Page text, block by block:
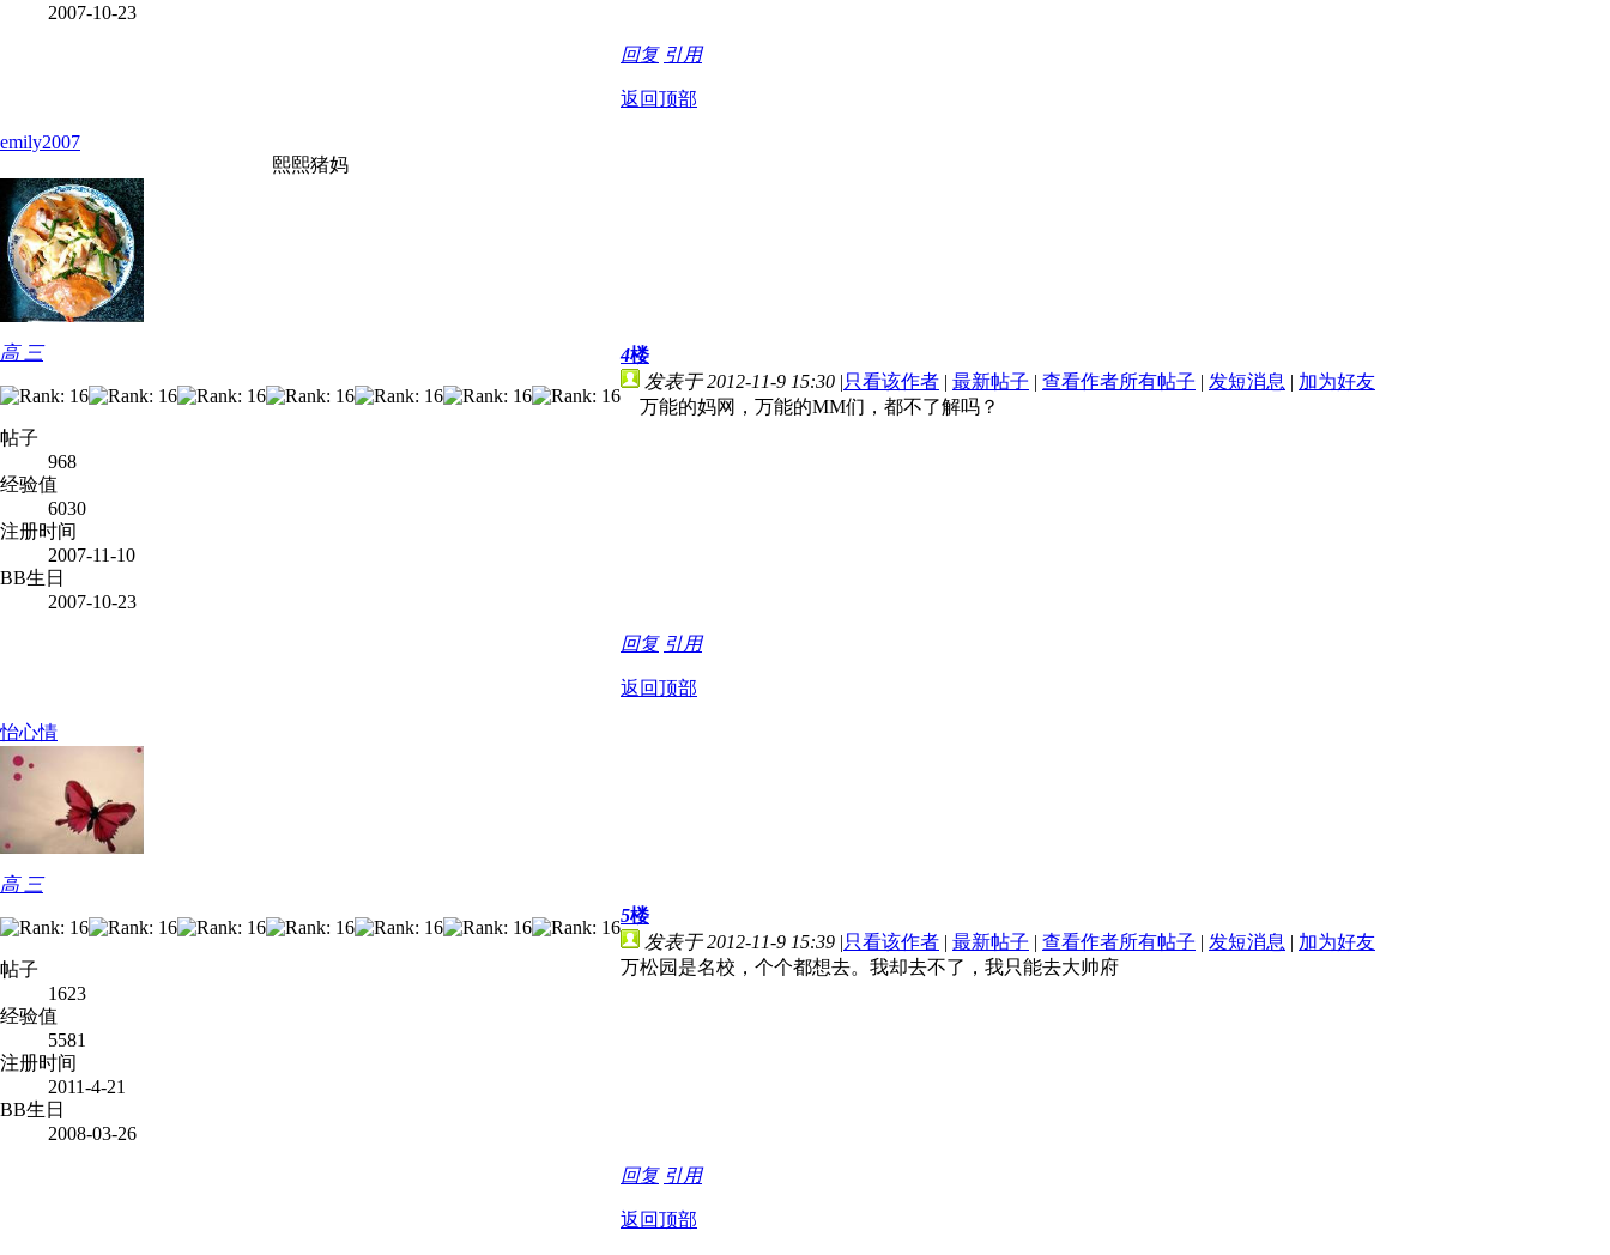
2007-10-23
回复 引用
返回顶部
emily2007
熙熙猪妈
高 三
帖子
968
经验值
6030
注册时间
2007-11-10
BB生日
2007-10-23
4楼
发表于 2012-11-9 15:30 |只看该作者 | 最新帖子 | 查看作者所有帖子 | 发短消息 | 加为好友
万能的妈网，万能的MM们，都不了解吗？
回复 引用
返回顶部
怡心情
高 三
帖子
1623
经验值
5581
注册时间
2011-4-21
BB生日
2008-03-26
5楼
发表于 2012-11-9 15:39 |只看该作者 | 最新帖子 | 查看作者所有帖子 | 发短消息 | 加为好友
万松园是名校，个个都想去。我却去不了，我只能去大帅府
回复 引用
返回顶部